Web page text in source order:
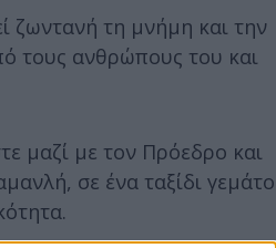
ζωντανή τη μνήμη και την
τους ανθρώπους του και
μαζί με τον Πρόεδρο και
σε ένα ταξίδι γεμάτο